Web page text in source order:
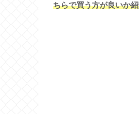
ちらで買う方が良いか